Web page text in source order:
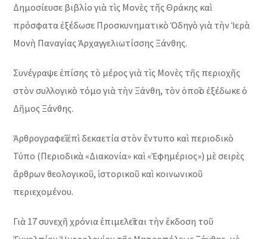
Δημοσίευσε βιβλίο γιὰ τὶς Μονὲς τῆς Θράκης καὶ
πρόσφατα ἐξέδωσε Προσκυνηματικὸ Ὁδηγὸ γιὰ τὴν Ἱερὰ
Μονὴ Παναγίας Ἀρχαγγελιωτίσσης Ξάνθης.
Συνέγραψε ἐπίσης τὸ μέρος γιὰ τὶς Μονὲς τῆς περιοχῆς
στὸν συλλογικὸ τόμο γιὰ τὴν Ξάνθη, τὸν ὁποῖο ἐξέδωκε ὁ
Δῆμος Ξάνθης.
Ἀρθρογραφεῖ ἐπὶ δεκαετία στὸν ἔντυπο καὶ περιοδικὸ
Τύπο (Περιοδικὰ «Διακονία» καὶ «Ἐφημέριος») μὲ σειρὲς
ἄρθρων θεολογικοῦ, ἱστορικοῦ καὶ κοινωνικοῦ
περιεχομένου.
Γιὰ 17 συνεχῆ χρόνια ἐπιμελεῖται τὴν ἔκδοση τοῦ